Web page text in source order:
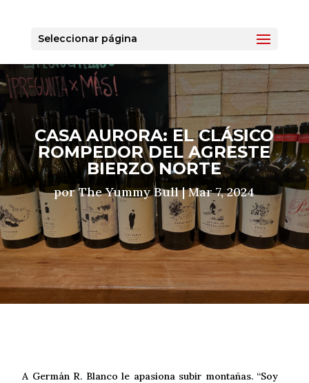
Seleccionar página
CASA AURORA: EL CLÁSICO
ROMPEDOR DEL AGRESTE
BIERZO NORTE
porThe Yummy Bull|Mar 7, 2024
A Germán R. Blanco le apasiona subir montañas. “Soy